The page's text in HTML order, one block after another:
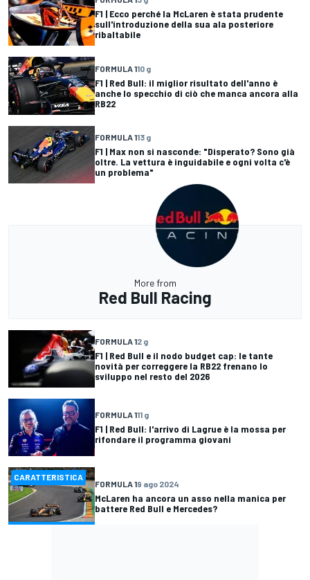
F1 | Ecco perché la McLaren è stata prudente
sull'introduzione della sua ala posteriore
ribaltabile
FORMULA 110 g
F1 | Red Bull: il miglior risultato dell'anno è
anche lo specchio di ciò che manca ancora alla
RB22
FORMULA 113 g
F1 | Max non si nasconde: "Disperato? Sono già
oltre. La vettura è inguidabile e ogni volta c'è
un problema"
More from
Red Bull Racing
FORMULA 12 g
F1 | Red Bull e il nodo budget cap: le tante
novità per correggere la RB22 frenano lo
sviluppo nel resto del 2026
FORMULA 111 g
F1 | Red Bull: l'arrivo di Lagrue è la mossa per
rifondare il programma giovani
CARATTERISTICA
FORMULA 19 ago 2024
McLaren ha ancora un asso nella manica per
battere Red Bull e Mercedes?